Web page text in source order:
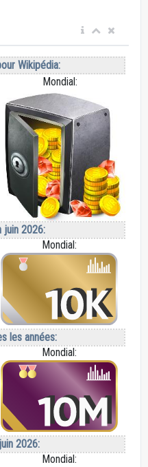
Wikipédia:
Mondial:
juin 2026:
Mondial:
les années:
Mondial:
2026:
Mondial: